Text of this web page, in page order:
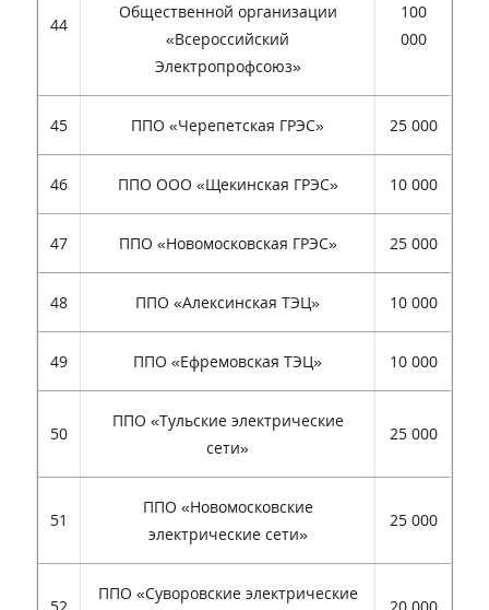
44
Общественной организации
«Всероссийский
Электропрофсоюз»
100
000
45 ППО «Черепетская ГРЭС» 25 000
46 ППО ООО «Щекинская ГРЭС» 10 000
47 ППО «Новомосковская ГРЭС» 25 000
48 ППО «Алексинская ТЭЦ» 10 000
49 ППО «Ефремовская ТЭЦ» 10 000
50
ППО «Тульские электрические
сети»
25 000
51
ППО «Новомосковские
электрические сети»
25 000
ППО «Суворовские электрические